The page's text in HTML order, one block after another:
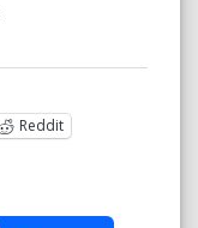
Reddit